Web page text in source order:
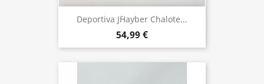
Deportiva J`Hayber Chalote...
54,99 €